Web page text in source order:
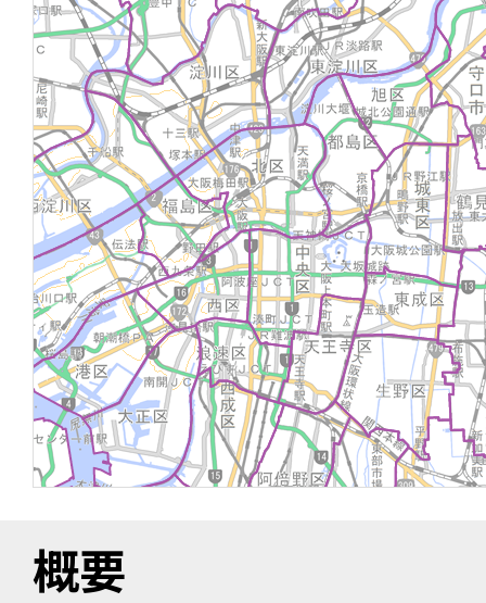
概要